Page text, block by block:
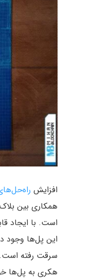
افزایش راه‌حل‌های
همکاری بین
است. با ایجاد
سرقت رفته است.
هکری به پل‌ها